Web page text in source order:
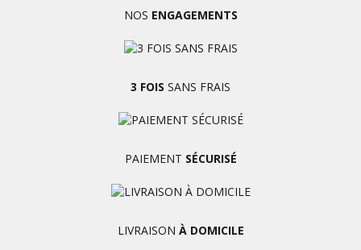
NOS ENGAGEMENTS
3 FOIS SANS FRAIS
PAIEMENT SÉCURISÉ
LIVRAISON À DOMICILE